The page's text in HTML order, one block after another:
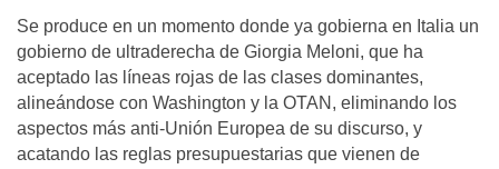
Se produce en un momento donde ya gobierna en Italia un
gobierno de ultraderecha de Giorgia Meloni, que ha
aceptado las líneas rojas de las clases dominantes,
alineándose con Washington y la OTAN, eliminando los
aspectos más anti-Unión Europea de su discurso, y
acatando las reglas presupuestarias que vienen de